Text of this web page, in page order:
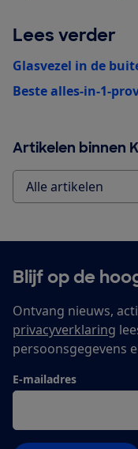
Lees verder
Glasvezel in de
Beste alles-in-1-
Artikelen binnen
Alle artikelen
Blijf op de
Ontvang nieuws,
privacyverklaring
persoonsgegevens
E-mailadres